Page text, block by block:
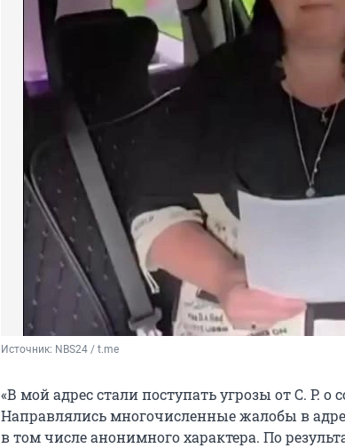
Источник: NBS24 / t.me
«В мой адрес стали поступать угрозы от С. Р. о
Направлялись многочисленные жалобы в
в том числе анонимного характера. По